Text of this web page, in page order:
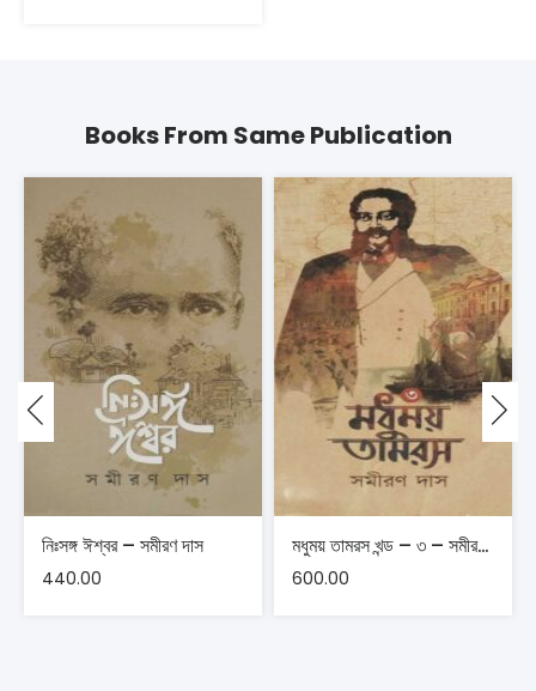
Books From Same Publication
নিঃসঙ্গ ঈশ্বর – সমীরণ দাস
440.00
মধুময় তামরস খন্ড – ৩ – সমীরণ দাস
600.00